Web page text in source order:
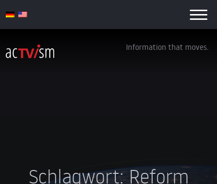
Information that moves.
Schlagwort: Reform